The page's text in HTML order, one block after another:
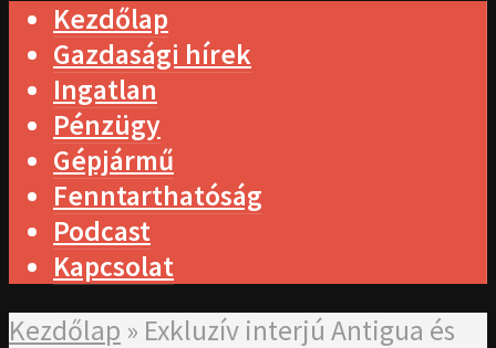
Kezdőlap
Gazdasági hírek
Ingatlan
Pénzügy
Gépjármű
Fenntarthatóság
Podcast
Kapcsolat
Kezdőlap » Exkluzív interjú Antigua és